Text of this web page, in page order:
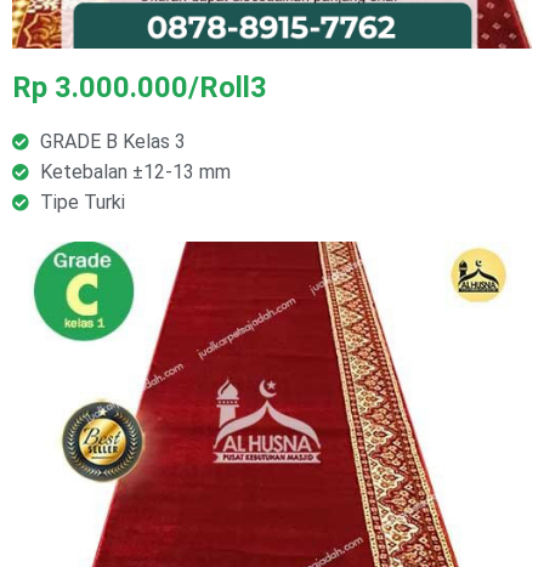
Rp 3.000.000/Roll3
GRADE B Kelas 3
Ketebalan ±12-13 mm
Tipe Turki